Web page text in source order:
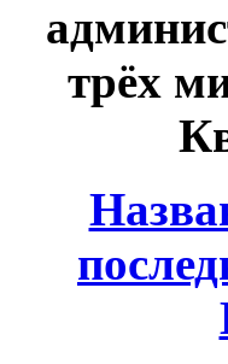
трёх